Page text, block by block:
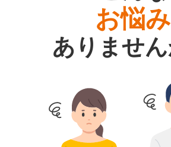
お悩み
ありません